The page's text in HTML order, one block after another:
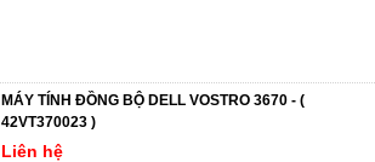
MÁY TÍNH ĐỒNG BỘ DELL VOSTRO 3670 - (
42VT370023 )
Liên hệ